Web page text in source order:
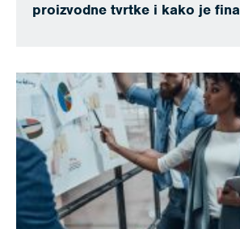
proizvodne tvrtke i kako je